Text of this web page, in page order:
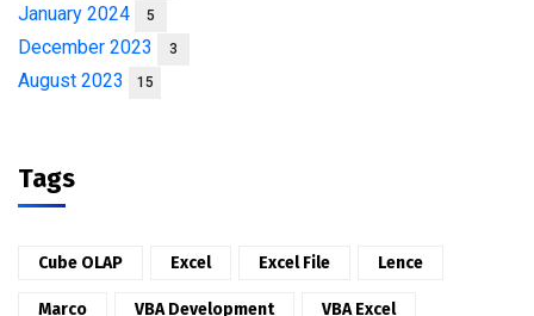
January 2024 5
December 2023 3
August 2023 15
Tags
Cube OLAP Excel Excel File Lence
Marco VBA Development VBA Excel